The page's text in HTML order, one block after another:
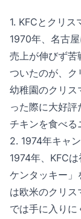
1. KFCとクリス
1970年、名古
売上が伸びず苦
ついたのが、ク
幼稚園のクリス
った際に大好
チキンを食べる
2. 1974年キャ
1974年、KFC
ケンタッキー」
は欧米のクリ
では手に入り